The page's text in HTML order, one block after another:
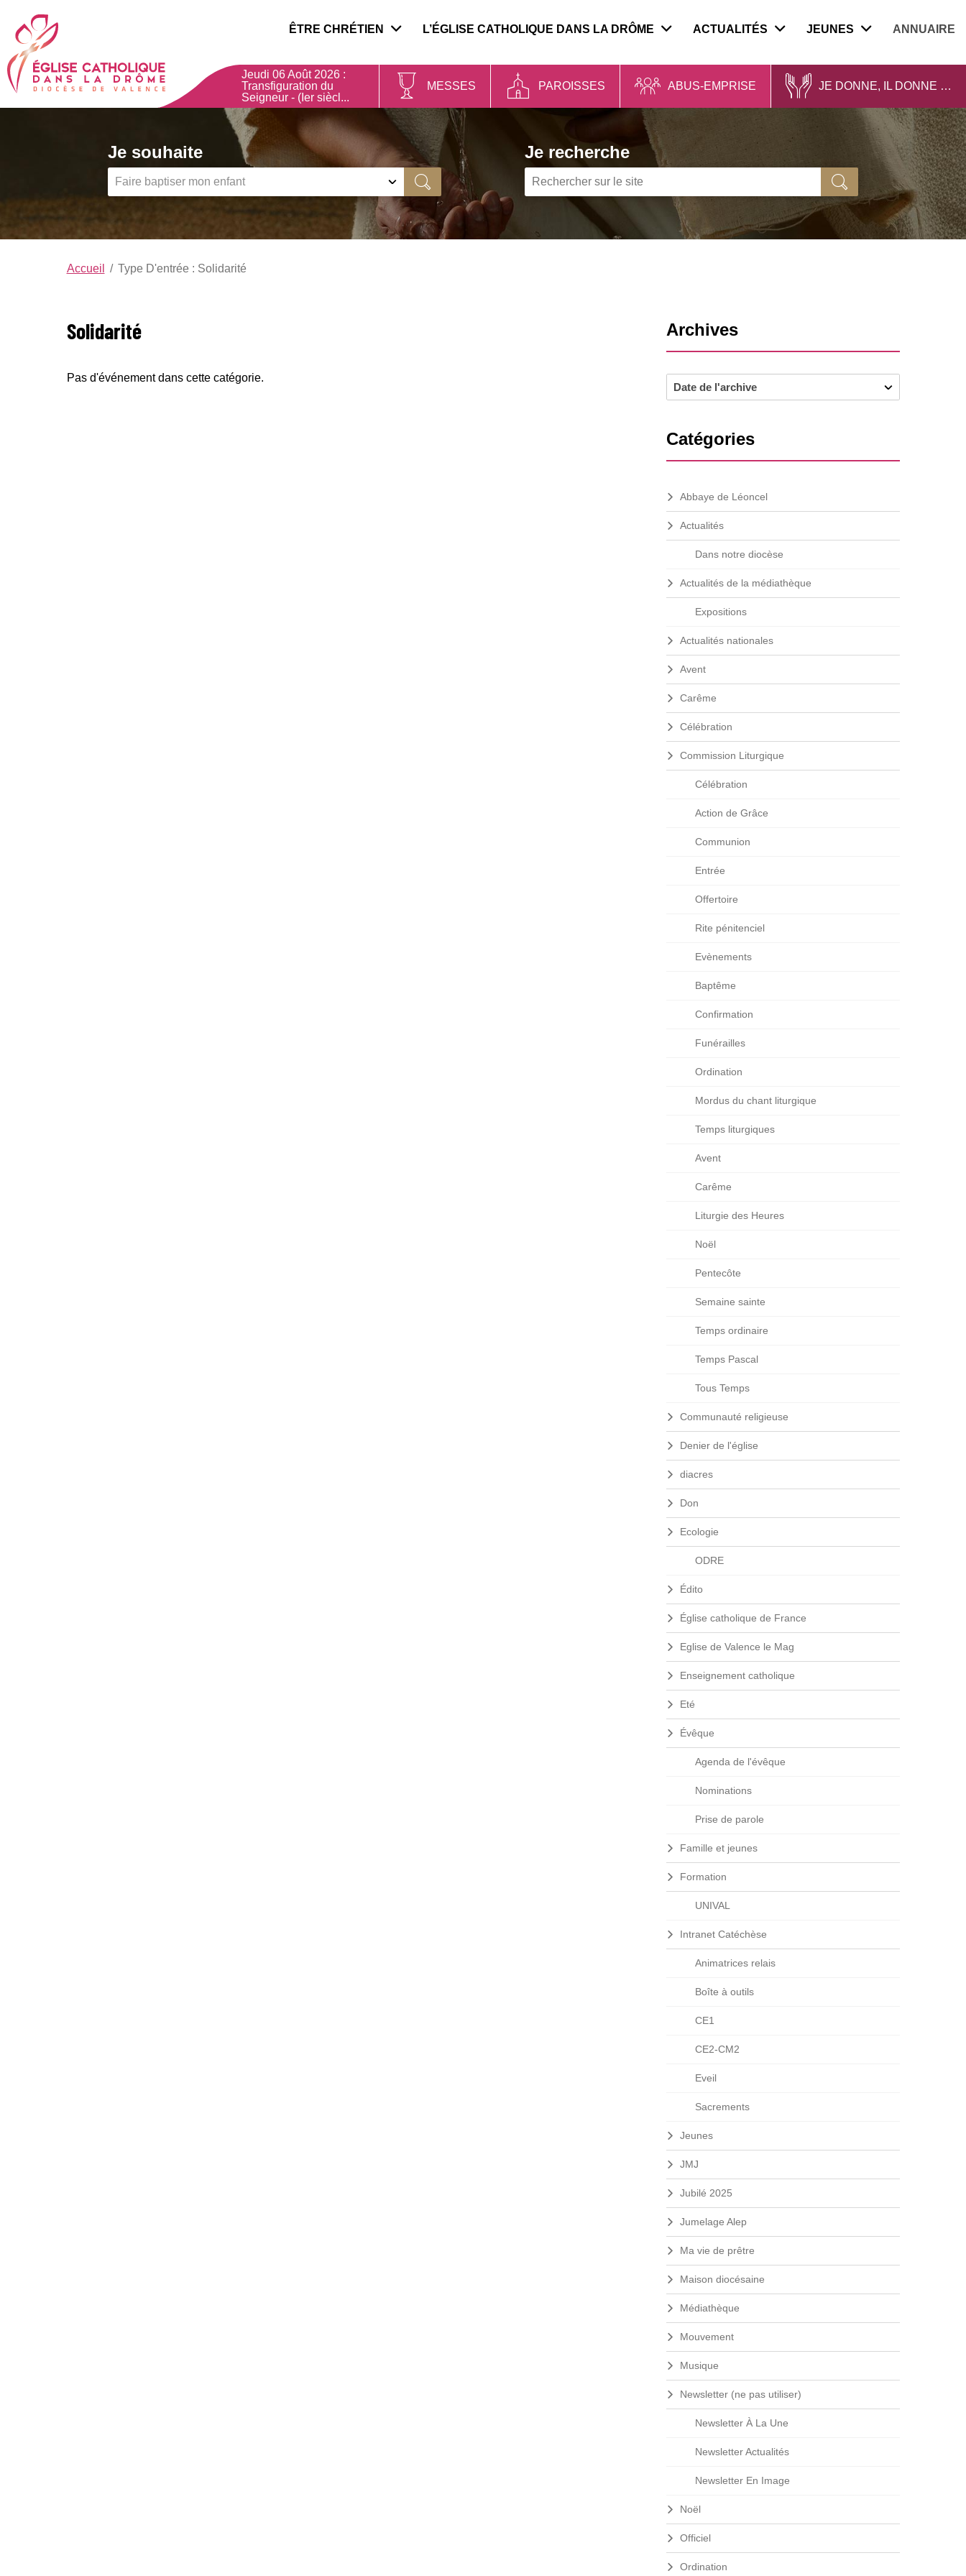
Catholique
dans
la
Drôme ,
Diocèse
de
Valence
ÊTRE CHRÉTIEN L’ÉGLISE CATHOLIQUE DANS LA DRÔME ACTUALITÉS JEUNES ANNUAIRE
Jeudi 06 Août 2026 :
Transfiguration du
Seigneur - (Ier siècl...
MESSES PAROISSES ABUS-EMPRISE JE DONNE, IL DONNE …
Je souhaite
Ok
Je recherche
Ok
Accueil Type D'entrée : Solidarité
Solidarité
Pas d'événement dans cette catégorie.
Barre
latérale
Archives
Catégories
Abbaye de Léoncel
Actualités
Dans notre diocèse
Actualités de la médiathèque
Expositions
Actualités nationales
Avent
Carême
Célébration
Commission Liturgique
Célébration
Action de Grâce
Communion
Entrée
Offertoire
Rite pénitenciel
Evènements
Baptême
Confirmation
Funérailles
Ordination
Mordus du chant liturgique
Temps liturgiques
Avent
Carême
Liturgie des Heures
Noël
Pentecôte
Semaine sainte
Temps ordinaire
Temps Pascal
Tous Temps
Communauté religieuse
Denier de l'église
diacres
Don
Ecologie
ODRE
Édito
Église catholique de France
Eglise de Valence le Mag
Enseignement catholique
Eté
Évêque
Agenda de l'évêque
Nominations
Prise de parole
Famille et jeunes
Formation
UNIVAL
Intranet Catéchèse
Animatrices relais
Boîte à outils
CE1
CE2-CM2
Eveil
Sacrements
Jeunes
JMJ
Jubilé 2025
Jumelage Alep
Ma vie de prêtre
Maison diocésaine
Médiathèque
Mouvement
Musique
Newsletter (ne pas utiliser)
Newsletter À La Une
Newsletter Actualités
Newsletter En Image
Noël
Officiel
Ordination